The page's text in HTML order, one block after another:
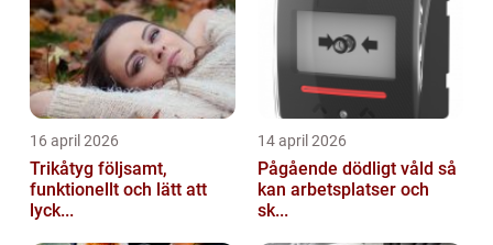
16 april 2026
Trikåtyg följsamt,
funktionellt och lätt att
lyck...
14 april 2026
Pågående dödligt våld så
kan arbetsplatser och
sk...